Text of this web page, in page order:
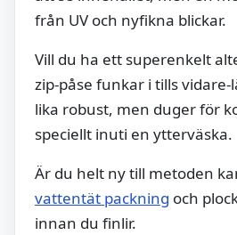
från UV och nyfikna blickar.
Vill du ha ett superenkelt
zip-påse funkar i tills
lika robust, men duger för
speciellt inuti en ytterväska.
Är du helt ny till metoden
vattentät packning och
innan du finlir.